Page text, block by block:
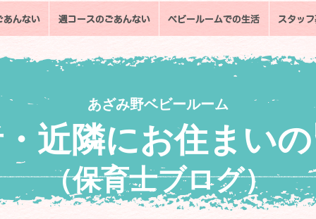
あざみ野ベビールーム
近隣にお住まい
（保育士ブログ）